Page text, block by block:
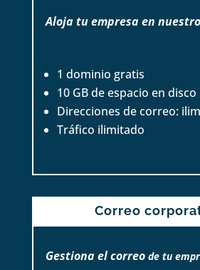
Aloja tu empresa en
1 dominio gratis
10 GB de espacio en disco
Direcciones de correo:
Tráfico ilimitado
Correo
Gestiona el correo de tu